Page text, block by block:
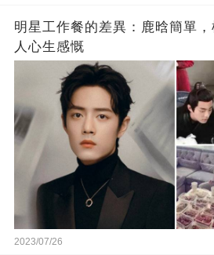
明星工作餐的差異：鹿晗簡單
人心生感慨
2023/07/26